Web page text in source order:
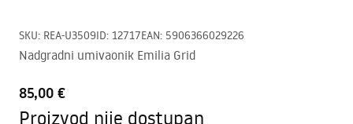
SKU: REA-U3509ID: 12717EAN: 5906366029226
Nadgradni umivaonik Emilia Grid
85,00 €
Proizvod nije dostupan